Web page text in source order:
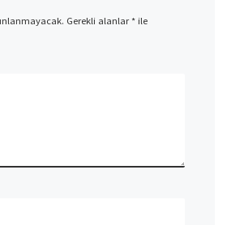
Gerekli alanlar*ile